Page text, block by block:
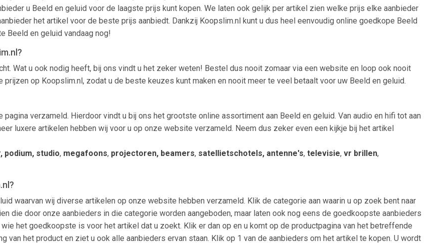
u Beeld en geluid voor de laagste prijs kunt kopen. We laten ook gelijk per artikel zien welke prijs elke aanbieder
het artikel voor de beste prijs aanbiedt. Dankzij Koopslim.nl kunt u dus heel eenvoudig online goedkope Beeld
Beeld en geluid vandaag nog!
Wat u ook nodig heeft, bij ons vindt u het zeker weten! Bestel dus nooit zomaar via een website en loop ook nooit
op Koopslim.nl, zodat u de beste keuzes kunt maken en nooit meer te veel betaalt voor uw Beeld en geluid.
verzameld. Hierdoor vindt u bij ons het grootste online assortiment aan Beeld en geluid. Van audio en hifi tot aan
luxere artikelen hebben wij voor u op onze website verzameld. Neem dus zeker even een kijkje bij het artikel
podium, studio, megafoons, projectoren, beamers, satellietschotels, antenne's, televisie, vr brillen,
waarvan wij diverse artikelen op onze website hebben verzameld. Klik de categorie aan waarin u op zoek bent naar
die door onze aanbieders in die categorie worden aangeboden, maar laten ook nog eens de goedkoopste aanbieders
het goedkoopste is voor het artikel dat u zoekt. Klik er dan op en u komt op de productpagina van het betreffende
van het product en ziet u ook alle aanbieders ervan staan. Klik op 1 van de aanbieders om het artikel te kopen. U wordt